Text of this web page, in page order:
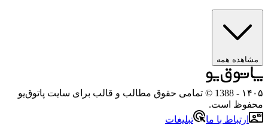
مشاهده همه
۱۴۰۵
- 1388 © تمامی حقوق مطالب و قالب برای سایت پاتوق‌یو
محفوظ است.
ارتباط با ما
تبلیغات